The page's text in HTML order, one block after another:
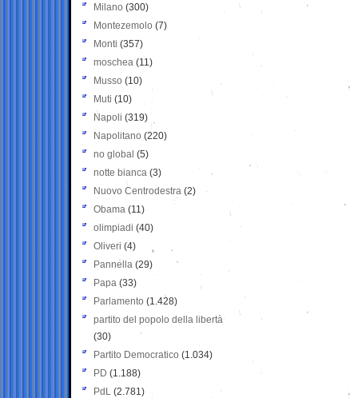
Milano (300)
Montezemolo (7)
Monti (357)
moschea (11)
Musso (10)
Muti (10)
Napoli (319)
Napolitano (220)
no global (5)
notte bianca (3)
Nuovo Centrodestra (2)
Obama (11)
olimpiadi (40)
Oliveri (4)
Pannella (29)
Papa (33)
Parlamento (1.428)
partito del popolo della libertà
(30)
Partito Democratico (1.034)
PD (1.188)
PdL (2.781)